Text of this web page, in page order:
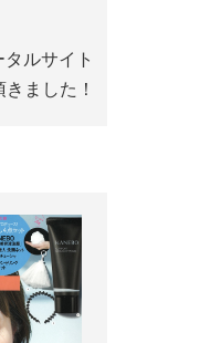
ルサイト
ました！